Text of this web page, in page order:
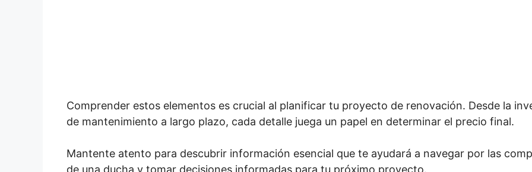
Comprender estos elementos es crucial al planificar tu proyecto de renovación. Desde la
de mantenimiento a largo plazo, cada detalle juega un papel en determinar el precio final.
Mantente atento para descubrir información esencial que te ayudará a navegar por las
de una ducha y tomar decisiones informadas para tu próximo proyecto.